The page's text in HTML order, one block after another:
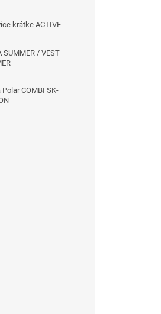
krátke ACTIVE
SUMMER / VEST
Polar COMBI SK-